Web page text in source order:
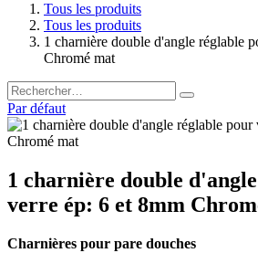
Tous les produits
Tous les produits
1 charnière double d'angle réglable
Chromé mat
Par défaut
1 charnière double
verre ép: 6 et 8mm
Charnières pour pare douches